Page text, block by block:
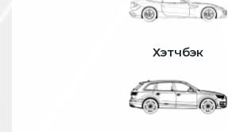
Хэтчбэк